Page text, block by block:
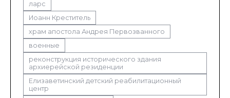
ларс
Иоанн Креститель
храм апостола Андрея Первозванного
военные
реконструкция исторического здания
архиерейской резиденции
Елизаветинский детский реабилитационный
центр